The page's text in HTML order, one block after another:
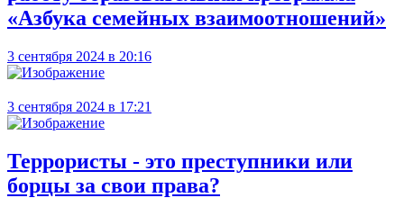
«Азбука семейных взаимоотношений»
3 сентября 2024 в 20:16
3 сентября 2024 в 17:21
Террористы - это преступники или
борцы за свои права?